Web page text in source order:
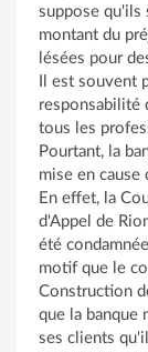
suppose qu'ils
montant du
lésées pour
Il est souvent
responsabilité
tous les
Pourtant, la
mise en cause
En effet, la
d'Appel de
été
motif que le
Construction
que la banque
ses clients